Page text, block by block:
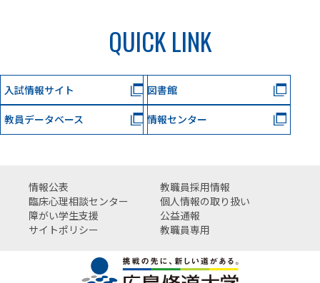
QUICK LINK
入試情報サイト 図書館
教員データベース 情報センター
情報公表
教職員採用情報
臨床心理相談センター
個人情報の取り扱い
障がい学生支援
公益通報
サイトポリシー
教職員専用